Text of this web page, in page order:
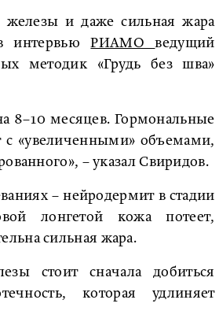
железы и даже сильная жара
в интервьюРИАМОведущий
методик «Грудь без шва»
8–10 месяцев. Гормональные
с «увеличенными» объемами,
– указал Свиридов.
– нейродермит в стадии
лонгетой кожа потеет,
сильная жара.
стоит сначала добиться
которая удлиняет